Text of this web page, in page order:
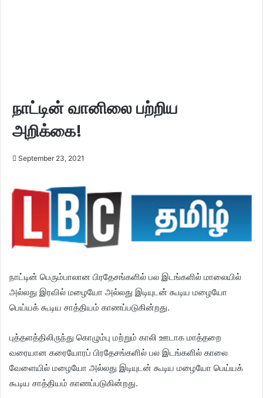
நாட்டின் வானிலை பற்றிய
அறிக்கை!
September 23, 2021
நாட்டின் பெரும்பாலான பிரதேசங்களில் பல இடங்களில் மாலையில்
அல்லது இரவில் மழையோ அல்லது இடியுடன் கூடிய மழையோ
பெய்யக் கூடிய சாத்தியம் காணப்படுகின்றது.
புத்தளத்திலிருந்து கொழும்பு மற்றும் காலி ஊடாக மாத்தறை
வரையான கரையோரப் பிரதேசங்களில் பல இடங்களில் காலை
வேளையில் மழையோ அல்லது இடியுடன் கூடிய மழையோ பெய்யக்
கூடிய சாத்தியம் காணப்படுகின்றது.